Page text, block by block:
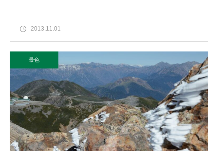
2013.11.01
景色